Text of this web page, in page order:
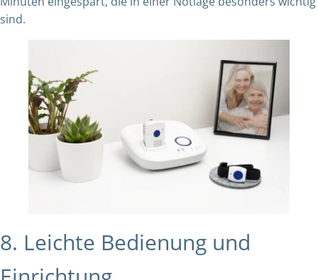
sind.
8. Leichte Bedienung und